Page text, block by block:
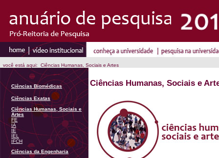
você está aqui: Ciências Humanas, Sociais e Artes
Ciências Biomédicas
Ciências Exatas
Ciências Humanas, Sociais e
Artes
FE
IA
IE
IEL
IFCH
Ciências da Engenharia
Ciências Humanas, Sociais e